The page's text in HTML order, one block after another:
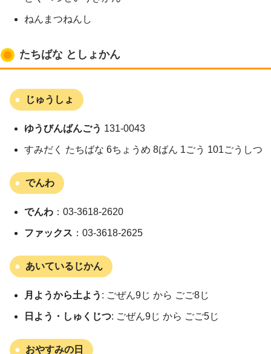
ねんまつねんし
たちばな としょかん
じゅうしょ
ゆうびんばんごう 131-0043
すみだく たちばな 6ちょうめ 8ばん 1ごう 101ごうしつ
でんわ
でんわ ：03-3618-2620
ファックス ：03-3618-2625
あいているじかん
月ようから土よう : ごぜん9じ から ごご8じ
日よう・しゅくじつ: ごぜん9じ から ごご5じ
おやすみの日